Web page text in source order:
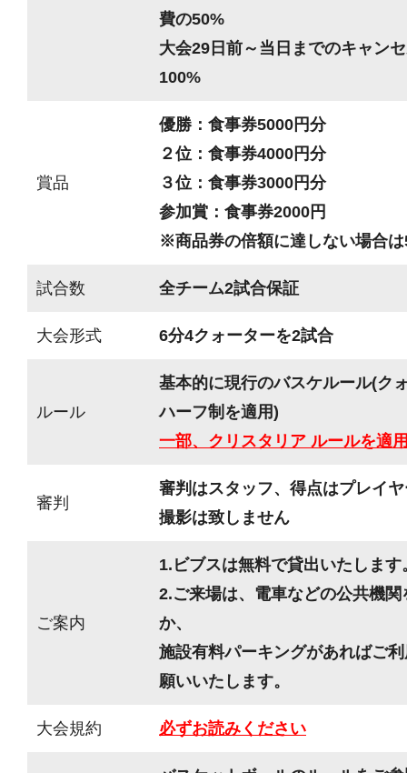
費の50%
大会29日前～当日までのキャン
100%
賞品
優勝：食事券5000円分
２位：食事券4000円分
３位：食事券3000円分
参加賞：食事券2000円
※商品券の倍額に達しない場合
試合数 全チーム2試合保証
大会形式 6分4クォーターを2試合
ルール
基本的に現行のバスケルール(ク
ハーフ制を適用)
一部、クリスタリア ルールを適
審判
審判はスタッフ、得点はプレイ
撮影は致しません
ご案内
1.ビブスは無料で貸出いたします
2.ご来場は、電車などの公共機
か、
施設有料パーキングがあればご
願いいたします。
大会規約 必ずお読みください